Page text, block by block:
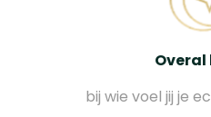
bij wie voel jij je